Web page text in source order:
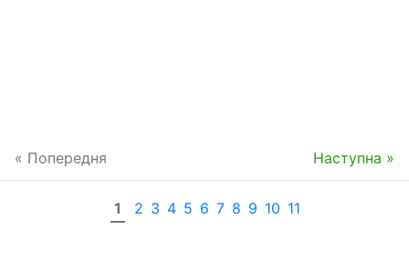
« Попередня Наступна »
1 2 3 4 5 6 7 8 9 10 11